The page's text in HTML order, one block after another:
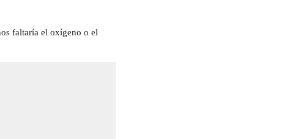
faltaría el oxígeno o el